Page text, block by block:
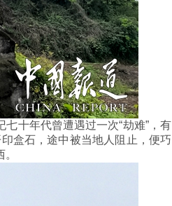
十年代曾遭遇过一次“劫难”，有
盒石，途中被当地人阻止，便巧